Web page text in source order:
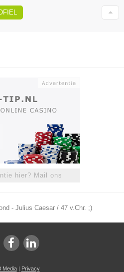
hier? Mail ons
- Julius Caesar / 47 v.Chr. ;)
Media| Privacy